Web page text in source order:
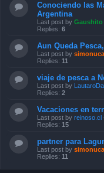
Conociendo las
Argentina
Last post by Gaushito
Replies: 6
Aun Queda
Last post by simonuca
Replies: 11
viaje de pesca a
Last post by
Replies: 2
Vacaciones en
Last post by reinoso.cl
Replies: 15
partner para
Last post by simonuca
Replies: 11